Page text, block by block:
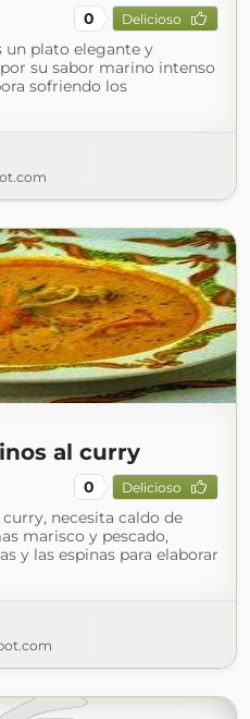
0 Delicioso
un plato elegante y
su sabor marino intenso
sofriendo los
al curry
0 Delicioso
necesita caldo de
marisco y pescado,
y las espinas para elaborar